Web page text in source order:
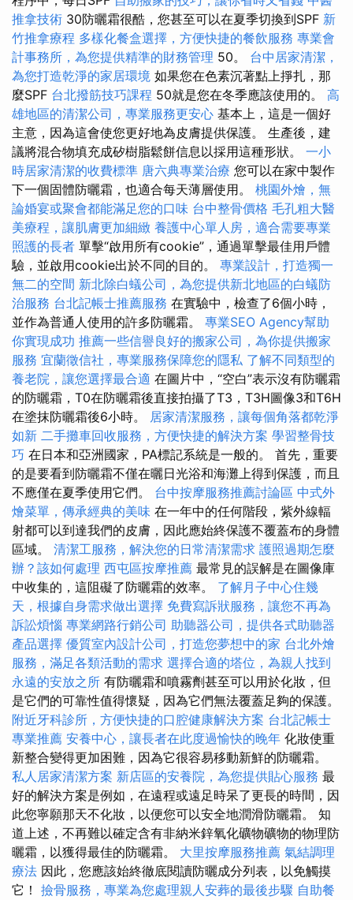
推拿技術 30防曬霜很酷，您甚至可以在夏季切換到SPF 新
竹推拿療程 多樣化餐盒選擇，方便快捷的餐飲服務 專業會
計事務所，為您提供精準的財務管理 50。 台中居家清潔，
為您打造乾淨的家居環境 如果您在色素沉著點上掙扎，那
麼SPF 台北撥筋技巧課程 50就是您在冬季應該使用的。 高
雄地區的清潔公司，專業服務更安心 基本上，這是一個好
主意，因為這會使您更好地為皮膚提供保護。 生產後，建
議將混合物填充成矽樹脂鬆餅信息以採用這種形狀。 一小
時居家清潔的收費標準 唐六典專業治療 您可以在家中製作
下一個固體防曬霜，也適合每天薄層使用。 桃園外燴，無
論婚宴或聚會都能滿足您的口味 台中整骨價格 毛孔粗大醫
美療程，讓肌膚更加細緻 養護中心單人房，適合需要專業
照護的長者 單擊“啟用所有cookie”，通過單擊最佳用戶體
驗，並啟用cookie出於不同的目的。 專業設計，打造獨一
無二的空間 新北除白蟻公司，為您提供新北地區的白蟻防
治服務 台北記帳士推薦服務 在實驗中，檢查了6個小時，
並作為普通人使用的許多防曬霜。 專業SEO Agency幫助
你實現成功 推薦一些信譽良好的搬家公司，為你提供搬家
服務 宜蘭徵信社，專業服務保障您的隱私 了解不同類型的
養老院，讓您選擇最合適 在圖片中，“空白”表示沒有防曬霜
的防曬霜，T0在防曬霜後直接拍攝了T3，T3H圖像3和T6H
在塗抹防曬霜後6小時。 居家清潔服務，讓每個角落都乾淨
如新 二手攤車回收服務，方便快捷的解決方案 學習整骨技
巧 在日本和亞洲國家，PA標記系統是一般的。 首先，重要
的是要看到防曬霜不僅在曬日光浴和海灘上得到保護，而且
不應僅在夏季使用它們。 台中按摩服務推薦討論區 中式外
燴菜單，傳承經典的美味 在一年中的任何階段，紫外線輻
射都可以到達我們的皮膚，因此應始終保護不覆蓋布的身體
區域。 清潔工服務，解決您的日常清潔需求 護照過期怎麼
辦？該如何處理 西屯區按摩推薦 最常見的誤解是在圖像庫
中收集的，這阻礙了防曬霜的效率。 了解月子中心住幾
天，根據自身需求做出選擇 免費寫訴狀服務，讓您不再為
訴訟煩惱 專業網路行銷公司 助聽器公司，提供各式助聽器
產品選擇 優質室內設計公司，打造您夢想中的家 台北外燴
服務，滿足各類活動的需求 選擇合適的塔位，為親人找到
永遠的安放之所 有防曬霜和噴霧劑甚至可以用於化妝，但
是它們的可靠性值得懷疑，因為它們無法覆蓋足夠的保護。
附近牙科診所，方便快捷的口腔健康解決方案 台北記帳士
專業推薦 安養中心，讓長者在此度過愉快的晚年 化妝使重
新整合變得更加困難，因為它很容易移動新鮮的防曬霜。
私人居家清潔方案 新店區的安養院，為您提供貼心服務 最
好的解決方案是例如，在遠程或遠足時呆了更長的時間，因
此您寧願那天不化妝，以便您可以安全地潤滑防曬霜。 知
道上述，不再難以確定含有非納米鋅氧化礦物礦物的物理防
曬霜，以獲得最佳的防曬霜。 大里按摩服務推薦 氣結調理
療法 因此，您應該始終徹底閱讀防曬成分列表，以免觸摸
它！ 撿骨服務，專業為您處理親人安葬的最後步驟 自助餐